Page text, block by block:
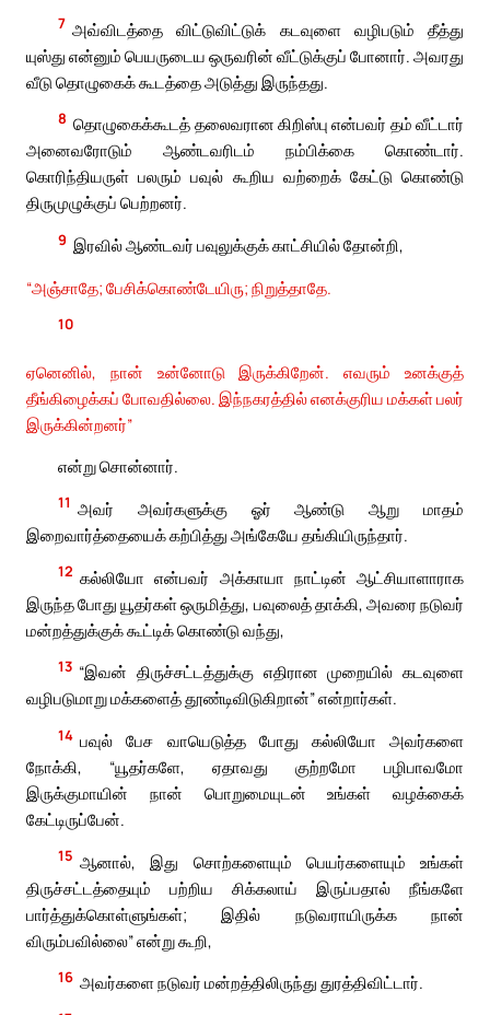
7 அவ்விடத்தை விட்டுவிட்டுக் கடவுளை வழிபடும் தீத்து
யுஸ்து என்னும் பெயருடைய ஒருவரின் வீட்டுக்குப் போனார். அவரது
வீடு தொழுகைக் கூடத்தை அடுத்து இருந்தது.
8 தொழுகைக்கூடத் தலைவரான கிறிஸ்பு என்பவர் தம் வீட்டார்
அனைவரோடும் ஆண்டவரிடம் நம்பிக்கை கொண்டார்.
கொரிந்தியருள் பலரும் பவுல் கூறிய வற்றைக் கேட்டு கொண்டு
திருமுழுக்குப் பெற்றனர்.
9 இரவில் ஆண்டவர் பவுலுக்குக் காட்சியில் தோன்றி,
“அஞ்சாதே; பேசிக்கொண்டேயிரு; நிறுத்தாதே.
10
ஏனெனில், நான் உன்னோடு இருக்கிறேன். எவரும் உனக்குத்
தீங்கிழைக்கப் போவதில்லை. இந்நகரத்தில் எனக்குரிய மக்கள் பலர்
இருக்கின்றனர்”
என்று சொன்னார்.
11 அவர் அவர்களுக்கு ஓர் ஆண்டு ஆறு மாதம்
இறைவார்த்தையைக் கற்பித்து அங்கேயே தங்கியிருந்தார்.
12 கல்லியோ என்பவர் அக்காயா நாட்டின் ஆட்சியாளாராக
இருந்த போது யூதர்கள் ஒருமித்து, பவுலைத் தாக்கி, அவரை நடுவர்
மன்றத்துக்குக் கூட்டிக் கொண்டு வந்து,
13 “இவன் திருச்சட்டத்துக்கு எதிரான முறையில் கடவுளை
வழிபடுமாறு மக்களைத் தூண்டிவிடுகிறான்” என்றார்கள்.
14 பவுல் பேச வாயெடுத்த போது கல்லியோ அவர்களை
நோக்கி, “யூதர்களே, ஏதாவது குற்றமோ பழிபாவமோ
இருக்குமாயின் நான் பொறுமையுடன் உங்கள் வழக்கைக்
கேட்டிருப்பேன்.
15 ஆனால், இது சொற்களையும் பெயர்களையும் உங்கள்
திருச்சட்டத்தையும் பற்றிய சிக்கலாய் இருப்பதால் நீங்களே
பார்த்துக்கொள்ளுங்கள்; இதில் நடுவராயிருக்க நான்
விரும்பவில்லை” என்று கூறி,
16 அவர்களை நடுவர் மன்றத்திலிருந்து துரத்திவிட்டார்.